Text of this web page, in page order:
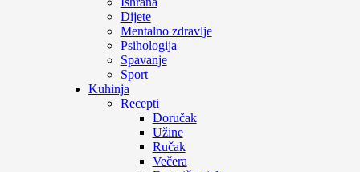
Dijete
Mentalno zdravlje
Psihologija
Spavanje
Sport
Kuhinja
Recepti
Doručak
Užine
Ručak
Večera